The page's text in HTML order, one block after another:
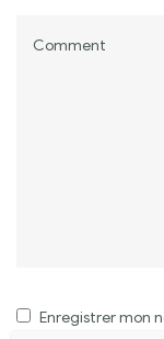
Enregistrer mon